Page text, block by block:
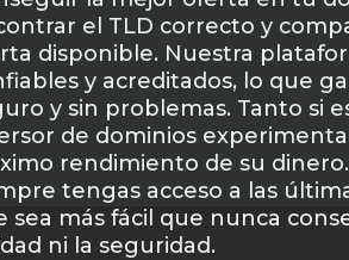
el TLD correcto y
disponible. Nuestra
y acreditados, lo que
y sin problemas. Tanto si
de dominios
rendimiento de su
tengas acceso a las
sea más fácil que nunca
ni la seguridad.